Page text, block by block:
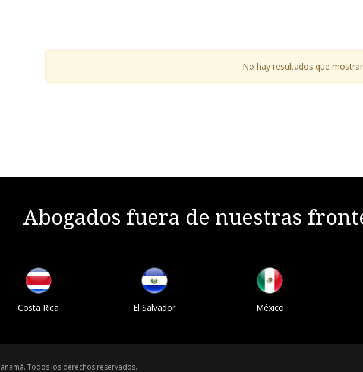
No hay resultados que mostrar
Abogados fuera de nuestras
Costa Rica El Salvador México
. Todos los derechos reservados.